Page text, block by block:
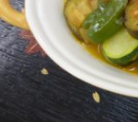
催
「2021
年・
食
と
健
康